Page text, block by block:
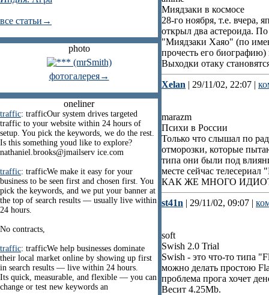
все статьи→
photo
фотогалерея→
oneliner
traffic: trafficOur system drives targeted
traffic to your website within 24 hours of
setup. You pick the keywords, we do the rest.
Is this something youd like to explore?
nathaniel.brooks@jmailserv ice.com
traffic: trafficWe make it easy for your
business to be seen first and chosen first. You
pick the keywords, and we put your banner at
the top of search results — usually live within
24 hours.
No contracts,
traffic: trafficWe help businesses dominate
their local market online by showing up first
in search results — live within 24 hours.
Its quick, measurable, and flexible — you can
change or test new keywords an
Миядзаки в космосе
28-го ноября, т.е. вчера,
открыл два астероида.
"Миядзаки Хаяо" (по
прочесть его
Выходки отаку
Xelan | 29/11/02, 22:07 |
marazm
Психи в России
Только что слышал по
отморозки, которые
типа они были под
месте сейчас телесериал
КАК ЖЕ МНОГО
st41n | 29/11/02, 09:07 |
soft
Swish 2.0 Trial
Swish - это что-то типа
можно делать простою
проблема прога хочет
Весит 4.25Mb.